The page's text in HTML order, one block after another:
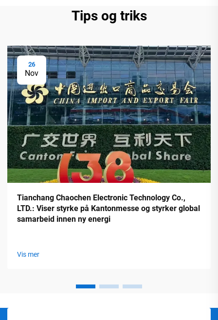
Tips og triks
26
Nov
Tianchang Chaochen Electronic Technology Co.,
LTD.: Viser styrke på Kantonmesse og styrker global
samarbeid innen ny energi
Vis mer